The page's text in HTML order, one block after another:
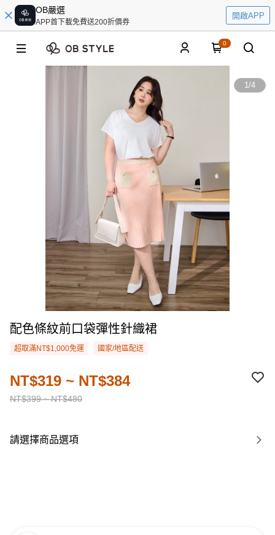
OB嚴選
APP首下載免費送200折價券
開啟APP
0
1/4
配色條紋前口袋彈性針織裙
超取滿NT$1,000免運 國家/地區配送
NT$399 ~ NT$480
NT$319 ~ NT$384
請選擇商品選項